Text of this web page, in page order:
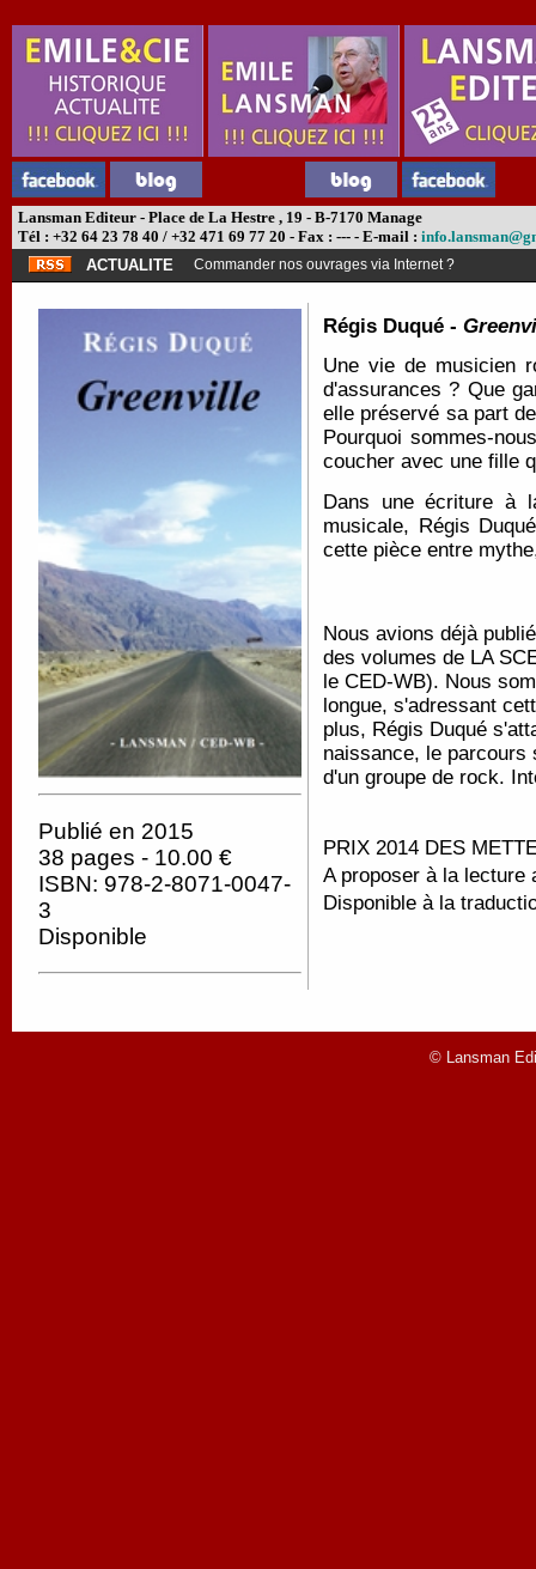
Lansman Editeur - Place de La Hestre , 19 - B-7170 Manage
Tél : +32 64 23 78 40 / +32 471 69 77 20 - Fax : --- - E-mail :
ACTUALITE
Commander nos ouvrages via Internet ?
Publié en 2015
38 pages - 10.00 €
ISBN: 978-2-8071-0047-
3
Disponible
Régis Duqué -
Une vie de musicien
d'assurances ? Que
elle préservé sa part
Pourquoi sommes-
coucher avec une fille
Dans une écriture à
musicale, Régis
cette pièce entre
Nous avions déjà
des volumes de LA
le CED-WB). Nous
longue, s'adressant
plus, Régis Duqué
naissance, le parcours
d'un groupe de rock.
PRIX 2014 DES
A proposer à la lecture
Disponible à la
© Lansman